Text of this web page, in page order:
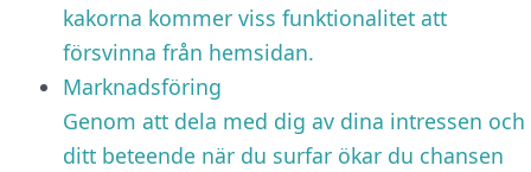
kakorna kommer viss funktionalitet att
försvinna från hemsidan.
Marknadsföring
Genom att dela med dig av dina intressen och
ditt beteende när du surfar ökar du chansen